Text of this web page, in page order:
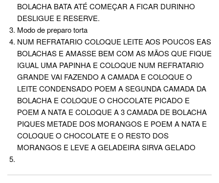
BOLACHA BATA ATÉ COMEÇAR A FICAR DURINHO
DESLIGUE E RESERVE.
Modo de preparo torta
NUM REFRATARIO COLOQUE LEITE AOS POUCOS EAS
BOLACHAS E AMASSE BEM COM AS MÃOS QUE FIQUE
IGUAL UMA PAPINHA E COLOQUE NUM REFRATARIO
GRANDE VAI FAZENDO A CAMADA E COLOQUE O
LEITE CONDENSADO POEM A SEGUNDA CAMADA DA
BOLACHA E COLOQUE O CHOCOLATE PICADO E
POEM A NATA E COLOQUE A 3 CAMADA DE BOLACHA
PIQUES METADE DOS MORANGOS E POEM A NATA E
COLOQUE O CHOCOLATE E O RESTO DOS
MORANGOS E LEVE A GELADEIRA SIRVA GELADO